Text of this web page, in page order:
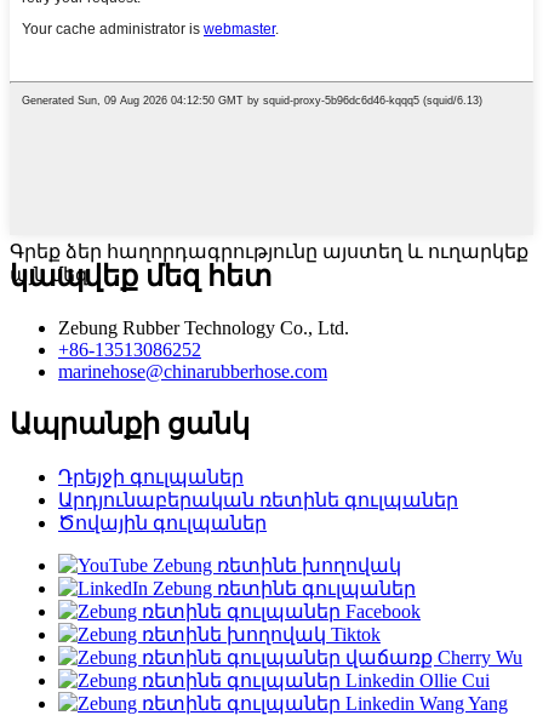
Գրեք ձեր հաղորդագրությունը այստեղ և ուղարկեք
այն մեզ
կապվեք մեզ հետ
Zebung Rubber Technology Co., Ltd.
+86-13513086252
marinehose@chinarubberhose.com
Ապրանքի ցանկ
Դրեյջի գուլպաներ
Արդյունաբերական ռետինե գուլպաներ
Ծովային գուլպաներ